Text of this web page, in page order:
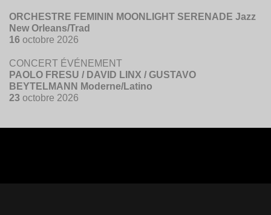
ORCHESTRE FEMININ MOONLIGHT SERENADE Jazz
New Orleans/Trad
16 octobre 2026
CONCERT ÉVÉNEMENT
PAOLO FRESU / DAVID LINX / GUSTAVO
BEYTELMANN Moderne/Latino
23 octobre 2026